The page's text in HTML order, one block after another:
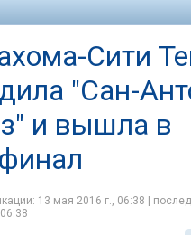
Сити
"Сан-
и вышла в
13 мая 2016 г., 06:38 |